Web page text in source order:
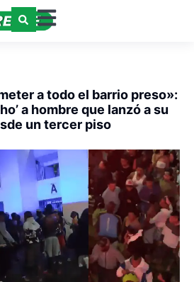
a todo el barrio preso»:
a hombre que lanzó a su
un tercer piso